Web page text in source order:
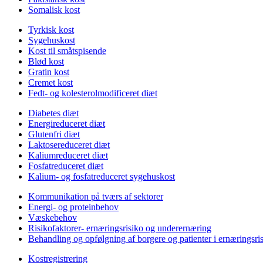
Somalisk kost
Tyrkisk kost
Sygehuskost
Kost til småtspisende
Blød kost
Gratin kost
Cremet kost
Fedt- og kolesterolmodificeret diæt
Diabetes diæt
Energireduceret diæt
Glutenfri diæt
Laktosereduceret diæt
Kaliumreduceret diæt
Fosfatreduceret diæt
Kalium- og fosfatreduceret sygehuskost
Kommunikation på tværs af sektorer
Energi- og proteinbehov
Væskebehov
Risikofaktorer- ernæringsrisiko og underernæring
Behandling og opfølgning af borgere og patienter i
Kostregistrering